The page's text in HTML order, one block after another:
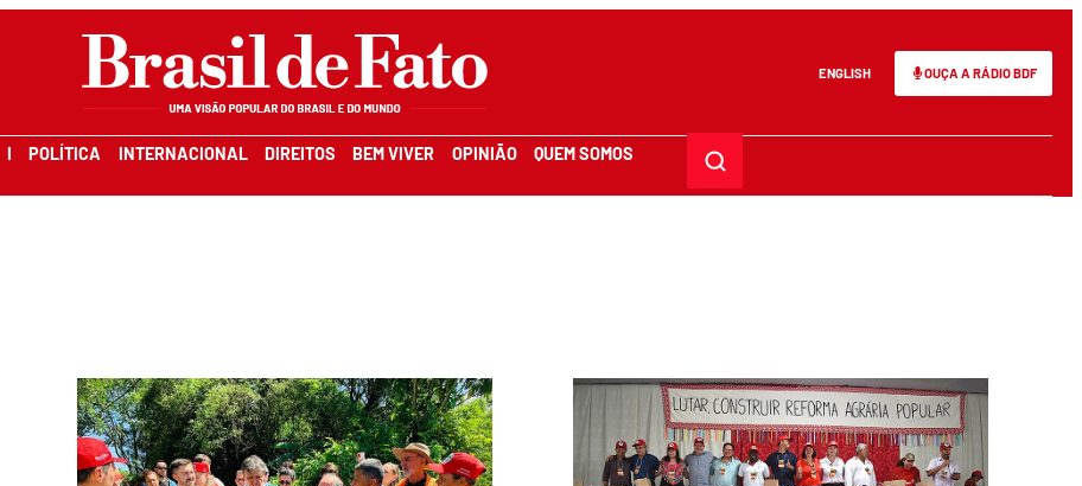
ENGLISH OUÇA A RÁDIO BDF
I POLÍTICA INTERNACIONAL DIREITOS BEM VIVER OPINIÃO QUEM SOMOS